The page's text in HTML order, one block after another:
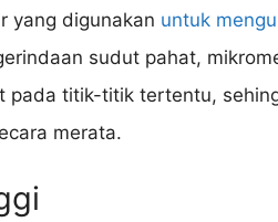
yang digunakan untuk
sudut pahat,
pada titik-titik tertentu,
merata.